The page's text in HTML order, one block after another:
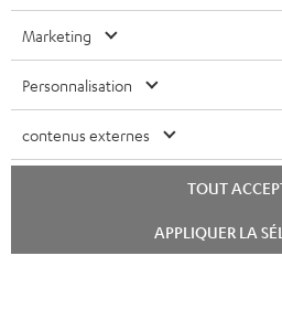
Marketing
Personnalisation
contenus externes
TOUT
APPLIQUER LA